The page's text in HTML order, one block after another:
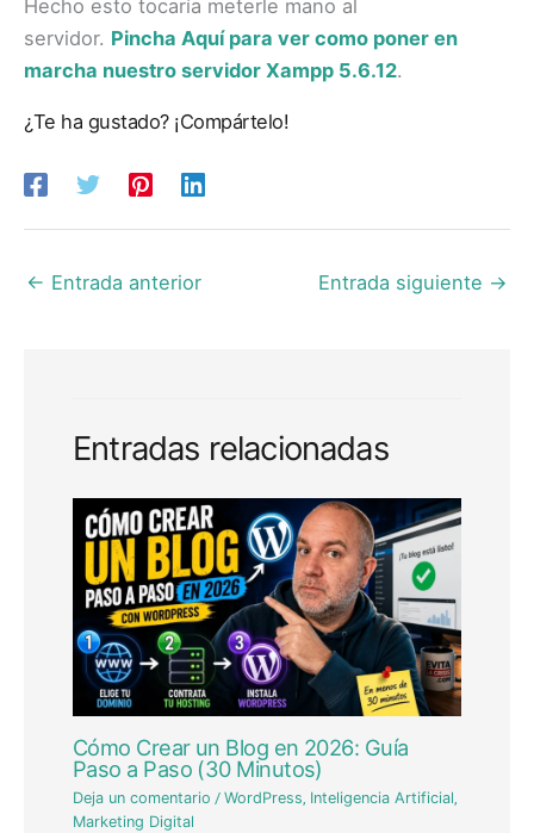
Hecho esto tocaría meterle mano al
servidor. Pincha Aquí para ver como poner en
marcha nuestro servidor Xampp 5.6.12.
¿Te ha gustado? ¡Compártelo!
← Entrada anterior Entrada siguiente →
Entradas relacionadas
Cómo Crear un Blog en 2026: Guía
Paso a Paso (30 Minutos)
Deja un comentario /WordPress, Inteligencia Artificial,
Marketing Digital